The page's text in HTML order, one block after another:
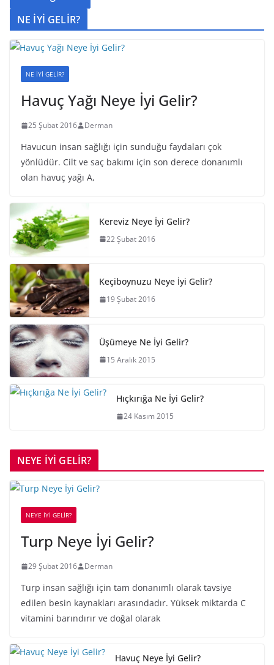
NE İYİ GELİR?
NE İYİ GELİR?
Havuç Yağı Neye İyi Gelir?
25 Şubat 2016 Derman
Havucun insan sağlığı için sunduğu faydaları çok
yönlüdür. Cilt ve saç bakımı için son derece donanımlı
olan havuç yağı A,
Kereviz Neye İyi Gelir?
22 Şubat 2016
Keçiboynuzu Neye İyi Gelir?
19 Şubat 2016
Üşümeye Ne İyi Gelir?
15 Aralık 2015
Hıçkırığa Ne İyi Gelir?
24 Kasım 2015
NEYE İYİ GELİR?
NEYE İYİ GELİR?
Turp Neye İyi Gelir?
29 Şubat 2016 Derman
Turp insan sağlığı için tam donanımlı olarak tavsiye
edilen besin kaynakları arasındadır. Yüksek miktarda C
vitamini barındırır ve doğal olarak
Havuç Neye İyi Gelir?